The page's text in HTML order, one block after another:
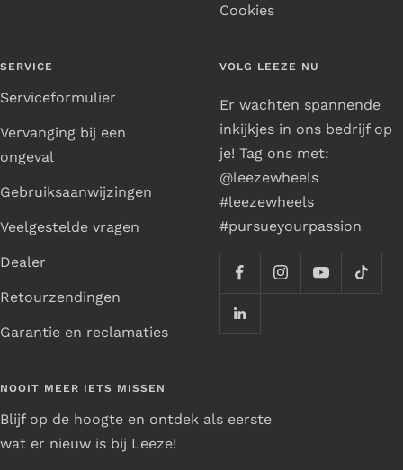
Cookies
SERVICE
Serviceformulier
Vervanging bij een
ongeval
Gebruiksaanwijzingen
Veelgestelde vragen
Dealer
Retourzendingen
Garantie en reclamaties
VOLG LEEZE NU
Er wachten spannende
inkijkjes in ons bedrijf op
je! Tag ons met:
@leezewheels
#leezewheels
#pursueyourpassion
NOOIT MEER IETS MISSEN
Blijf op de hoogte en ontdek als eerste
wat er nieuw is bij Leeze!